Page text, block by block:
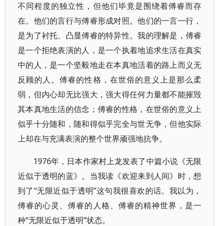
不同程度的独立性，但他们毕竟是围绕着傅睿而存
在。他们的言行与傅睿形成对照。他们的一言一行，
是为了衬托、凸显傅睿的特异性。我的理解是，傅睿
是一个拒绝表演的人，是一个执着地追求生活在真实
中的人，是一个坚毅地走在本真地活着的路上而义无
反顾的人。傅睿的性格，在世俗的意义上是那么柔
弱，但内心却无比强大，强大得任何力量都不能摧毁
其本真地生活的信念；傅睿的性格，在世俗的意义上
似乎十分随和，随和得似乎完全与世无争，但他实际
上却在与充满表演的整个世界顽强地抗争。
1976年，日本作家村上龙发表了中篇小说《无限
近似于透明的蓝》。当我读《欢迎来到人间》时，想
到了“无限近似于透明”这句我很喜欢的话。我以为，
傅睿的心灵、傅睿的人格、傅睿的精神世界，是一
种“无限近似于透明”状态。